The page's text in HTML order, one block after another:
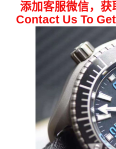
添加客服微信，获
Contact Us To